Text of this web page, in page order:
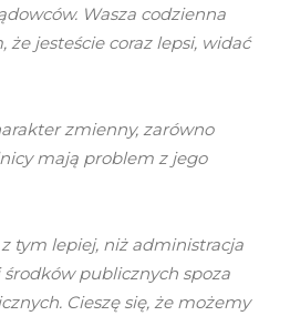
Wasza codzienna
że jesteście coraz lepsi, widać
zmienny, zarówno
mają problem z jego
tym lepiej, niż administracja
publicznych spoza
Cieszę się, że możemy